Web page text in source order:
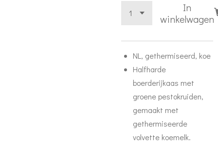
In
winkelwagen
NL, gethermiseerd, koe
Halfharde
boerderijkaas met
groene pestokruiden,
gemaakt met
gethermiseerde
volvette koemelk.